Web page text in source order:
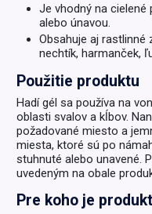
Je vhodný na
alebo únavou.
Obsahuje aj rastlinné
nechtík, harmanček,
Použitie produktu
Hadí gél sa používa na
oblasti svalov a kĺbov.
požadované miesto a
miesta, ktoré sú po
stuhnuté alebo unavené.
uvedeným na obale
Pre koho je